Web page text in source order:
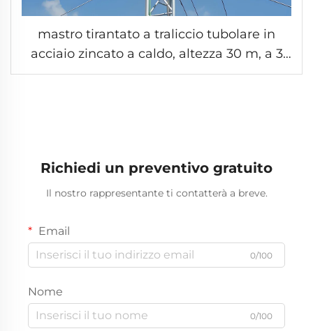
mastro tirantato a traliccio tubolare in
acciaio zincato a caldo, altezza 30 m, a 3
gambe, per antenne microwave, torre di
Richiedi un preventivo gratuito
Il nostro rappresentante ti contatterà a breve.
Email
0/100
Nome
0/100